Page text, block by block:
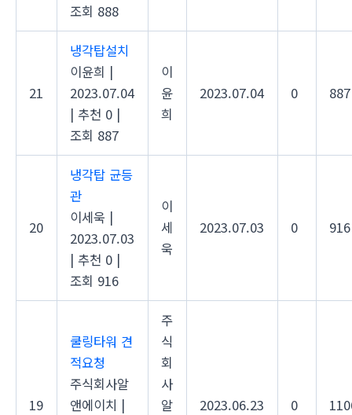
조회 888
21
냉각탑설치
이윤희 |
2023.07.04
| 추천 0 |
조회 887
이
윤
희
2023.07.04 0 887
20
냉각탑 균등
관
이세욱 |
2023.07.03
| 추천 0 |
조회 916
이
세
욱
2023.07.03 0 916
19
쿨링타워 견
적요청
주식회사알
앤에이치 |
주
식
회
사
알
2023.06.23 0